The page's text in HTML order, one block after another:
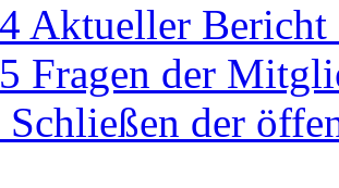
Aktueller Bericht
Fragen der
Schließen der